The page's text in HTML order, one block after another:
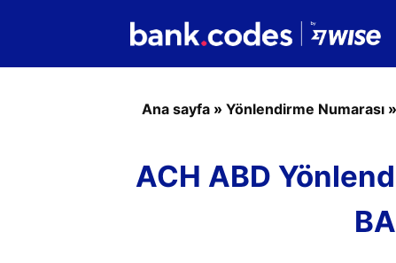
Ana sayfa » Yönlendirme Numarası »
ACH ABD